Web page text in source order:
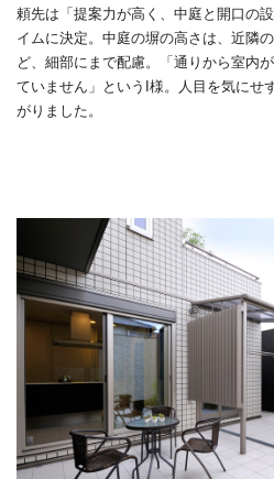
頼先は「提案力が高く、中庭と開口の
イムに決定。中庭の塀の高さは、近隣
ど、細部にまで配慮。「通りから室内
ていません」というI様。人目を気にせ
がりました。